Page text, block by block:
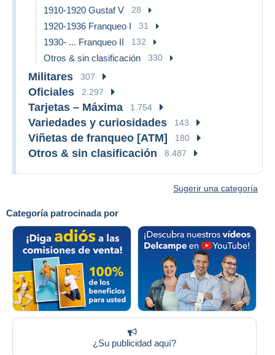
Categoría patrocinada por
¿Su publicidad aquí?
1910-1920 Gustaf V 28
1920-1936 Franqueo I 31
1930- ... Franqueo II 132
Otros & sin clasificación 330
Militares 307
Oficiales 2.297
Tarjetas – Máxima 1.754
Variedades y curiosidades 143
Viñetas de franqueo [ATM] 180
Otros & sin clasificación 8.487
Sugerir una categoría